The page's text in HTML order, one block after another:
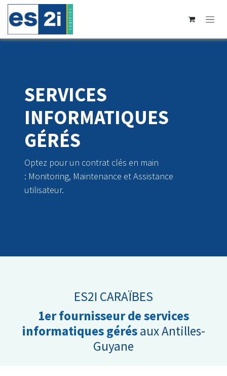
Se rendre au contenu
SERVICES
INFORMATIQUES
GÉRÉS
Optez pour un contrat clés en main
: Monitoring, Maintenance et Assistance
utilisateur.
ES2I CARAÏBES
1er fournisseur de services
informatiques gérés aux Antilles-
Guyane